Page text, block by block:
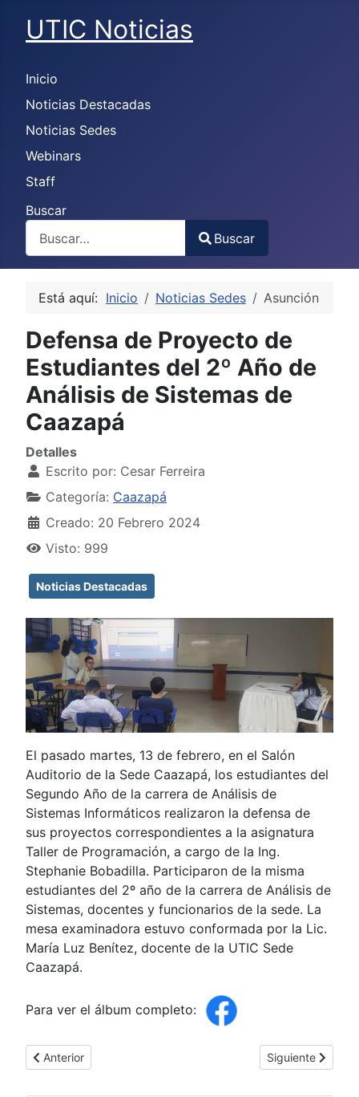
UTIC Noticias
Inicio
Noticias Destacadas
Noticias Sedes
Webinars
Staff
Buscar
Type 2 or more characters for results.
Buscar
Está aquí: Inicio Noticias Sedes Asunción
Defensa de Proyecto de
Estudiantes del 2º Año de
Análisis de Sistemas de
Caazapá
Detalles
Escrito por: Cesar Ferreira
Categoría: Caazapá
Creado: 20 Febrero 2024
Visto: 999
Noticias Destacadas
El pasado martes, 13 de febrero, en el Salón
Auditorio de la Sede Caazapá, los estudiantes del
Segundo Año de la carrera de Análisis de
Sistemas Informáticos realizaron la defensa de
sus proyectos correspondientes a la asignatura
Taller de Programación, a cargo de la Ing.
Stephanie Bobadilla. Participaron de la misma
estudiantes del 2º año de la carrera de Análisis de
Sistemas, docentes y funcionarios de la sede. La
mesa examinadora estuvo conformada por la Lic.
María Luz Benítez, docente de la UTIC Sede
Caazapá.
Para ver el álbum completo:
Artículo anterior: Prácticas Especializadas en el Hospital
Anterior Artículo
Siguiente